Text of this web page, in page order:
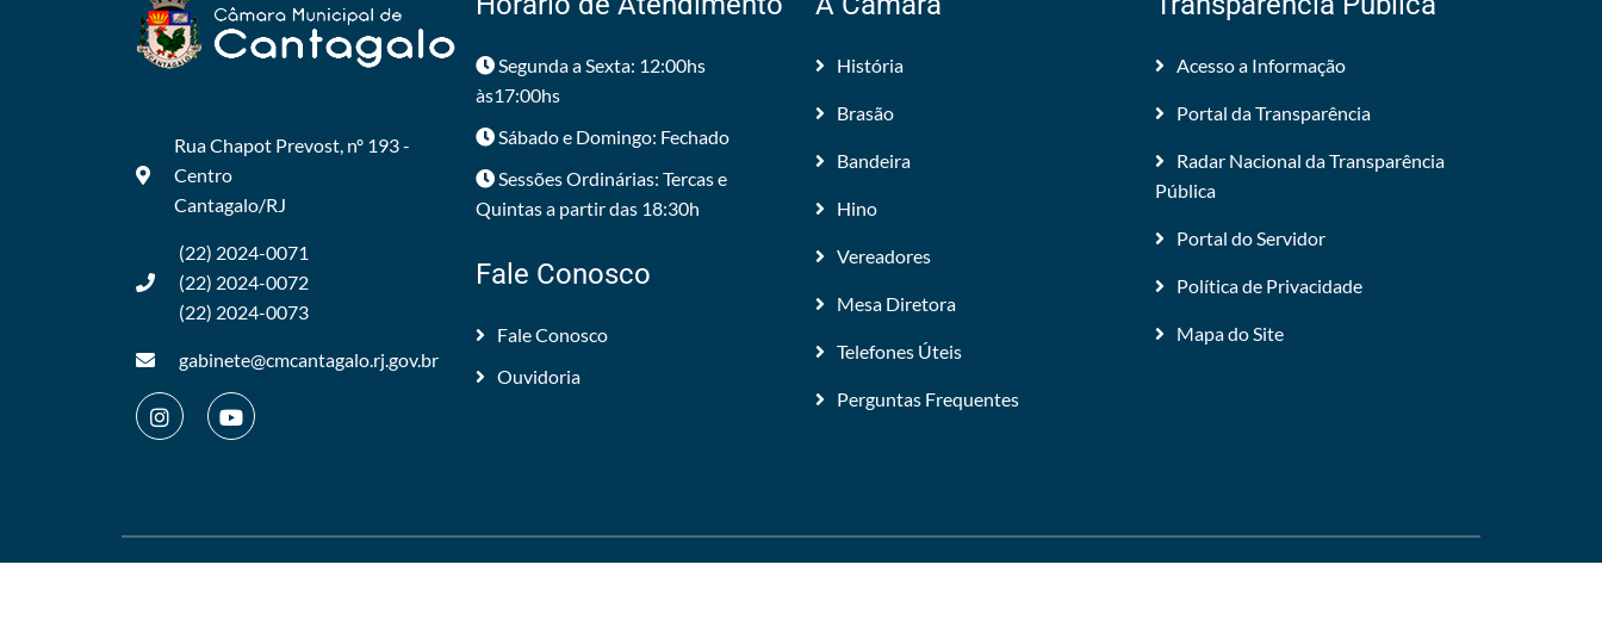
Rua Chapot Prevost, nº 193 -
Centro
Cantagalo/RJ
(22) 2024-0071
(22) 2024-0072
(22) 2024-0073
gabinete@cmcantagalo.rj.gov.br
Segunda a Sexta: 12:00hs
às17:00hs
Sábado e Domingo: Fechado
Sessões Ordinárias: Tercas e
Quintas a partir das 18:30h
Fale Conosco
Fale Conosco
Ouvidoria
História
Brasão
Bandeira
Hino
Vereadores
Mesa Diretora
Telefones Úteis
Perguntas Frequentes
Acesso a Informação
Portal da Transparência
Radar Nacional da Transparência
Pública
Portal do Servidor
Política de Privacidade
Mapa do Site